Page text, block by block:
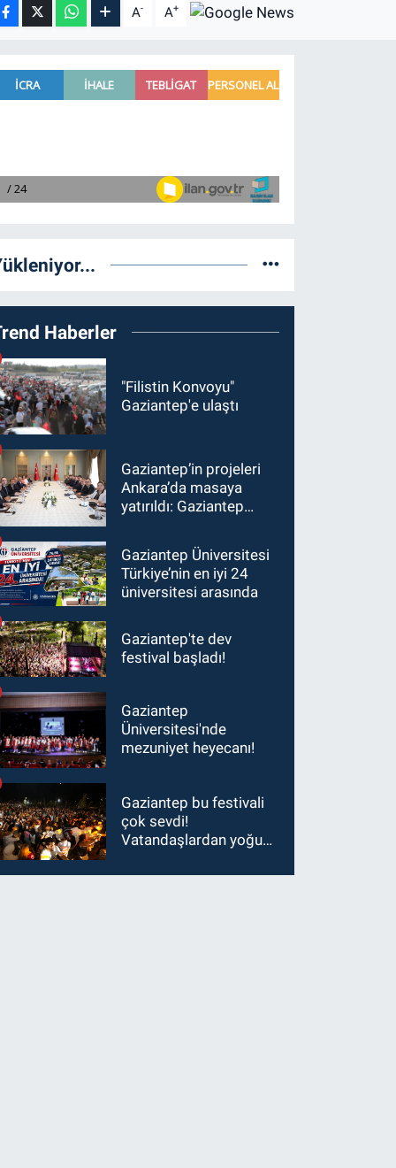
A- A+
Haberler
"Filistin Konvoyu"
Gaziantep'e ulaştı
Gaziantep’in projeleri
Ankara’da masaya
yatırıldı: Gaziantep
Şimşek’e ziyaret!
Gaziantep Üniversitesi
Türkiye’nin en iyi 24
üniversitesi arasında
Gaziantep'te dev
festival başladı!
Gaziantep
Üniversitesi'nde
mezuniyet heyecanı!
Gaziantep bu festivali
çok sevdi!
Vatandaşlardan yoğun